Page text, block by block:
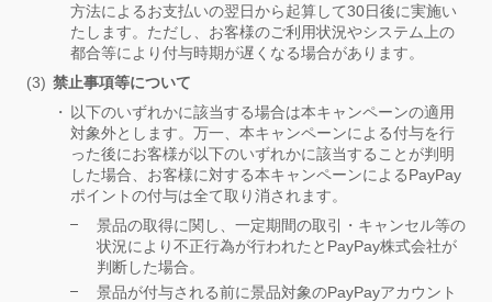
方法によるお支払いの翌日から起算して30日後に実施い
たします。ただし、お客様のご利用状況やシステム上の
都合等により付与時期が遅くなる場合があります。
禁止事項等について
以下のいずれかに該当する場合は本キャンペーンの適用
対象外とします。万一、本キャンペーンによる付与を行
った後にお客様が以下のいずれかに該当することが判明
した場合、お客様に対する本キャンペーンによるPayPay
ポイントの付与は全て取り消されます。
景品の取得に関し、一定期間の取引・キャンセル等の
状況により不正行為が行われたとPayPay株式会社が
判断した場合。
景品が付与される前に景品対象のPayPayアカウント